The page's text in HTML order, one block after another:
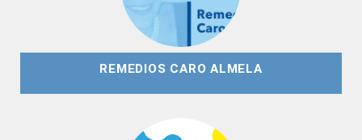
REMEDIOS CARO ALMELA